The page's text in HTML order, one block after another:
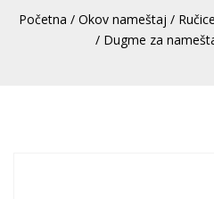
Početna / Okov nameštaj /
/ Dugme za